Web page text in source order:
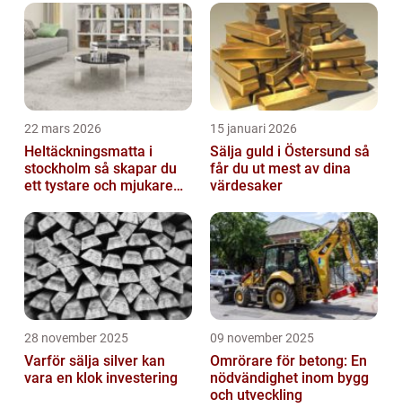
maximera investeringar och ekonomisk
tillväx...
22 mars 2026
Heltäckningsmatta i
stockholm så skapar du
ett tystare och mjukare
15 januari 2026
Sälja guld i Östersund så
får du ut mest av dina
värdesaker
28 november 2025
Varför sälja silver kan
vara en klok investering
09 november 2025
Omrörare för betong: En
nödvändighet inom bygg
och utveckling